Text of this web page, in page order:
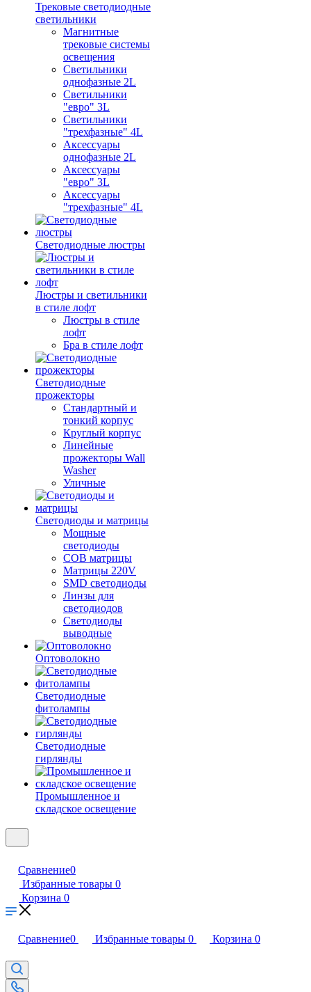
Трековые светодиодные
светильники
Магнитные
трековые системы
освещения
Светильники
однофазные 2L
Светильники
"евро" 3L
Светильники
"трехфазные" 4L
Аксессуары
однофазные 2L
Аксессуары
"евро" 3L
Аксессуары
"трехфазные" 4L
Светодиодные люстры
Люстры и светильники
в стиле лофт
Люстры в стиле
лофт
Бра в стиле лофт
Светодиодные
прожекторы
Стандартный и
тонкий корпус
Круглый корпус
Линейные
прожекторы Wall
Washer
Уличные
Светодиоды и матрицы
Мощные
светодиоды
COB матрицы
Матрицы 220V
SMD светодиоды
Линзы для
светодиодов
Светодиоды
выводные
Оптоволокно
Светодиодные
фитолампы
Светодиодные
гирлянды
Промышленное и
складское освещение
Сравнение0
Избранные товары 0
Корзина 0
Сравнение0 Избранные товары 0 Корзина 0